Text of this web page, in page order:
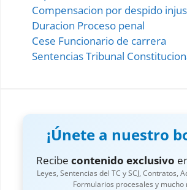
Compensacion por despido
Duracion Proceso penal
Cese Funcionario de carrera
Sentencias Tribunal
¡Únete a nuestro
Recibe contenido exclusivo
Leyes, Sentencias del TC y SCJ, Contratos,
Formularios procesales y mucho